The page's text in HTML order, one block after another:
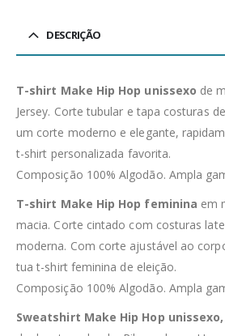
DESCRIÇÃO
T-shirt Make Hip Hop unissexo de
Jersey. Corte tubular e tapa costuras
um corte moderno e elegante,
t-shirt personalizada favorita.
Composição 100% Algodão. Ampla
T-shirt Make Hip Hop feminina em
macia. Corte cintado com costuras
moderna. Com corte ajustável ao
tua t-shirt feminina de eleição.
Composição 100% Algodão. Ampla
Sweatshirt Make Hip Hop unissexo,